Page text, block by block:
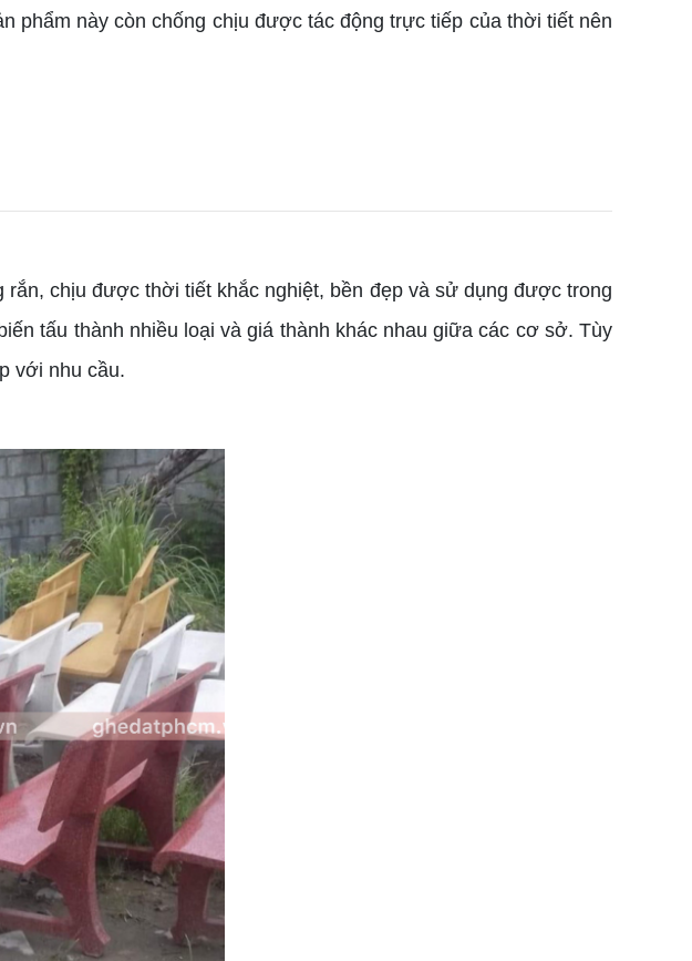
phẩm này còn chống chịu được tác động trực tiếp của thời tiết nên
chịu được thời tiết khắc nghiệt, bền đẹp và sử dụng được trong
tấu thành nhiều loại và giá thành khác nhau giữa các cơ sở. Tùy
với nhu cầu.